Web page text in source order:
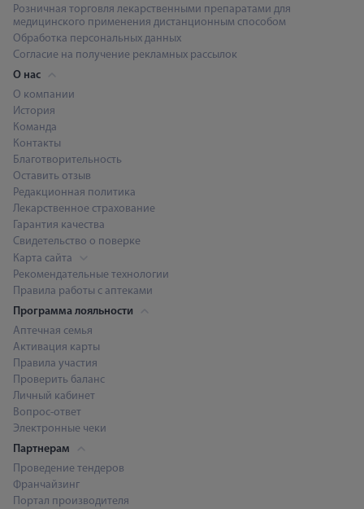
Розничная торговля лекарственными препаратами для
медицинского применения дистанционным способом
Обработка персональных данных
Согласие на получение рекламных рассылок
О нас
О компании
История
Команда
Контакты
Благотворительность
Оставить отзыв
Редакционная политика
Лекарственное страхование
Гарантия качества
Свидетельство о поверке
Карта сайта
Рекомендательные технологии
Правила работы с аптеками
Программа лояльности
Аптечная семья
Активация карты
Правила участия
Проверить баланс
Личный кабинет
Вопрос-ответ
Электронные чеки
Партнерам
Проведение тендеров
Франчайзинг
Портал производителя